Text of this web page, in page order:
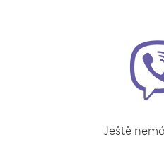
Ještě